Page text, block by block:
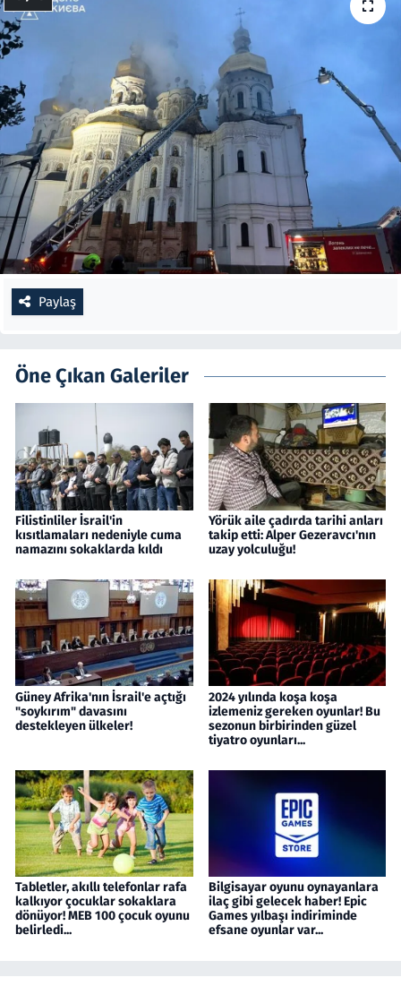
Paylaş
Öne Çıkan Galeriler
Filistinliler İsrail'in
kısıtlamaları nedeniyle cuma
namazını sokaklarda kıldı
Yörük aile çadırda tarihi anları
takip etti: Alper Gezeravcı'nın
uzay yolculuğu!
Güney Afrika'nın İsrail'e açtığı
"soykırım" davasını
destekleyen ülkeler!
2024 yılında koşa koşa
izlemeniz gereken oyunlar! Bu
sezonun birbirinden güzel
tiyatro oyunları...
Tabletler, akıllı telefonlar rafa
kalkıyor çocuklar sokaklara
dönüyor! MEB 100 çocuk oyunu
belirledi...
Bilgisayar oyunu oynayanlara
ilaç gibi gelecek haber! Epic
Games yılbaşı indiriminde
efsane oyunlar var...